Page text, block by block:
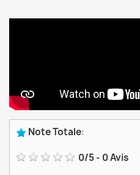
Note Totale:
0/5- 0Avis